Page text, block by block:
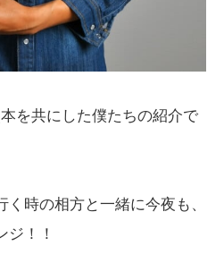
を共にした僕たちの紹介で
時の相方と一緒に今夜も、
ジ！！